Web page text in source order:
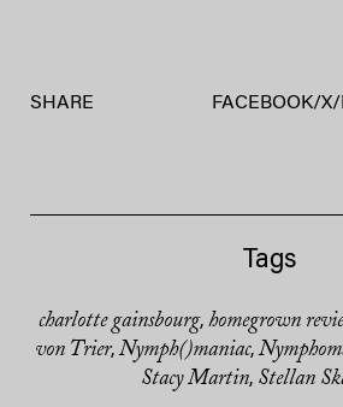
SHARE FACEBOOK/X/
Tags
charlotte gainsbourg, homegrown
von Trier,Nymph()maniac,
Stacy Martin, Stellan